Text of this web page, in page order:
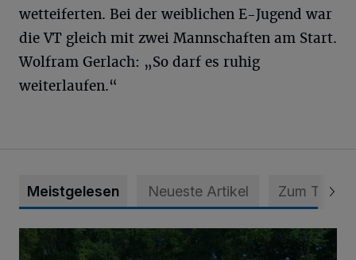
wetteiferten. Bei der weiblichen E-Jugend war
die VT gleich mit zwei Mannschaften am Start.
Wolfram Gerlach: „So darf es ruhig
weiterlaufen.“
Meistgelesen Neueste Artikel Zum Thema
Ferienprogramm im Freilichtmuseum